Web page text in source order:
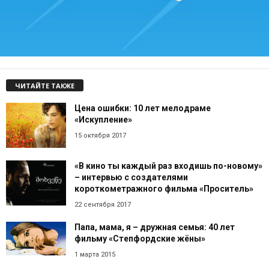
ЧИТАЙТЕ ТАКЖЕ
Цена ошибки: 10 лет мелодраме
«Искупление»
15 октября 2017
«В кино ты каждый раз входишь по-новому»
– интервью с создателями
короткометражного фильма «Проситель»
22 сентября 2017
Папа, мама, я – дружная семья: 40 лет
фильму «Степфордские жёны»
1 марта 2015